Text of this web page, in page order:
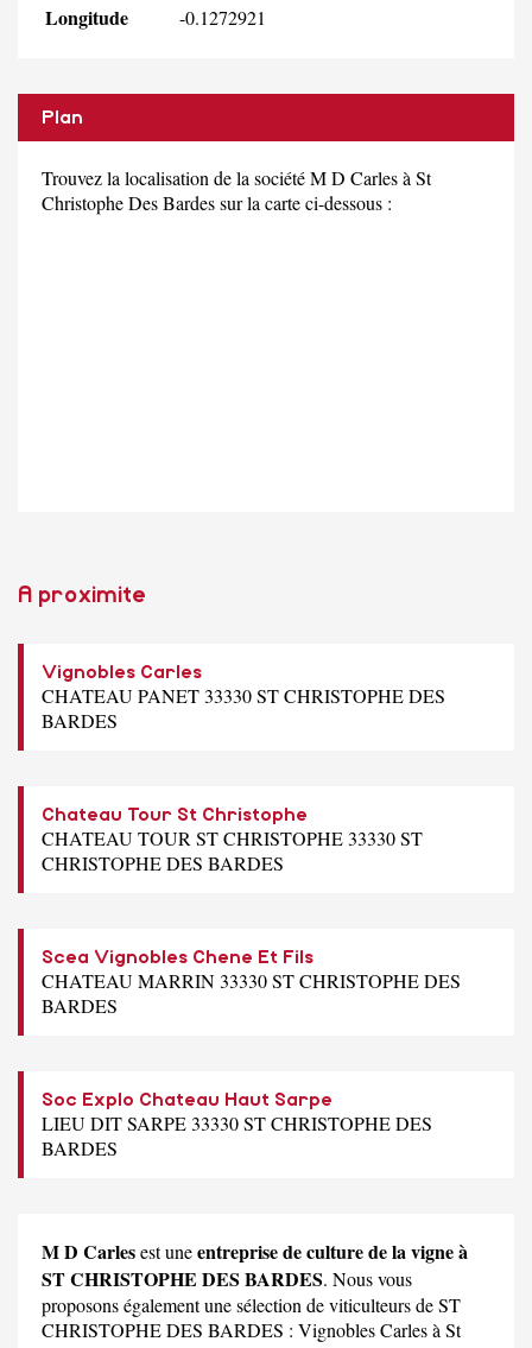
Longitude -0.1272921
Plan
Trouvez la localisation de la société M D Carles à St
Christophe Des Bardes sur la carte ci-dessous :
A proximite
Vignobles Carles
CHATEAU PANET 33330 ST CHRISTOPHE DES
BARDES
Chateau Tour St Christophe
CHATEAU TOUR ST CHRISTOPHE 33330 ST
CHRISTOPHE DES BARDES
Scea Vignobles Chene Et Fils
CHATEAU MARRIN 33330 ST CHRISTOPHE DES
BARDES
Soc Explo Chateau Haut Sarpe
LIEU DIT SARPE 33330 ST CHRISTOPHE DES
BARDES
M D Carlesest uneentreprise de culture de la vigne à
ST CHRISTOPHE DES BARDES. Nous vous
proposons également une sélection de viticulteurs de ST
CHRISTOPHE DES BARDES : Vignobles Carlesà St